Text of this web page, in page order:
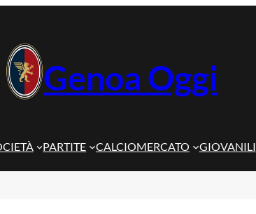
Genoa Oggi
PARTITE CALCIOMERCATO GIOVANILI